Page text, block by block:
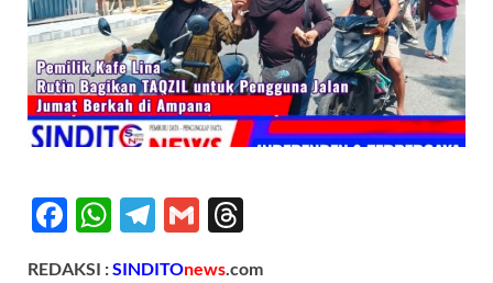
F
W T
G
REDAKSI :SINDITOnews.com